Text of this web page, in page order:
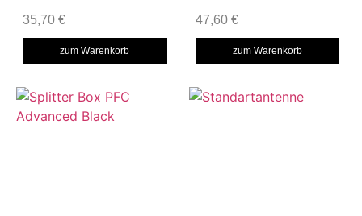
35,70 €
zum Warenkorb
47,60 €
zum Warenkorb